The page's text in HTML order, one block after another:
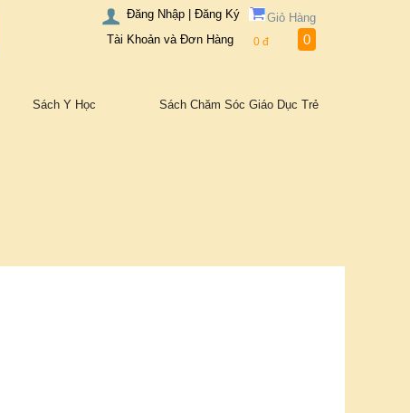
Giỏ Hàng
0đ 0
Đăng Nhập | Đăng Ký
Tài Khoản và Đơn Hàng
Sách Y Học Sách Chăm Sóc Giáo Dục Trẻ